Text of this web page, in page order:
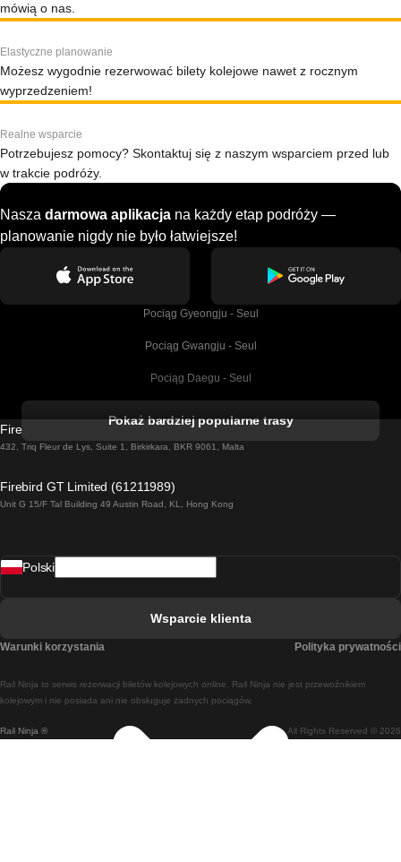
mówią o nas.
Elastyczne planowanie
Możesz wygodnie rezerwować bilety kolejowe nawet z rocznym
wyprzedzeniem!
Realne wsparcie
Potrzebujesz pomocy? Skontaktuj się z naszym wsparciem przed lub
w trakcie podróży.
Nasza darmowa aplikacja na każdy etap podróży —
planowanie nigdy nie było łatwiejsze!
Pociąg Gyeongju - Seul
Pociąg Gwangju - Seul
Pociąg Daegu - Seul
Pociąg Dublin - Galway
Pociąg Rzym - Neapol
Pociąg Madryt - Lizbona
Pociąg Madryt - Barcelona
Pokaż bardziej popularne trasy
Firebird GT Limited (OC 1451)
432, Triq Fleur de Lys, Suite 1, Birkirkara, BKR 9061, Malta
Firebird GT Limited (61211989)
Unit G 15/F Tal Building 49 Austin Road, KL, Hong Kong
Rail Ninja ® All Rights Reserved © 2026
Rail Ninja to serwis rezerwacji biletów kolejowych online. Rail Ninja nie jest przewoźnikiem
kolejowym i nie posiada ani nie obsługuje żadnych pociągów.
Polski
Wsparcie klienta
Warunki korzystania Polityka prywatności